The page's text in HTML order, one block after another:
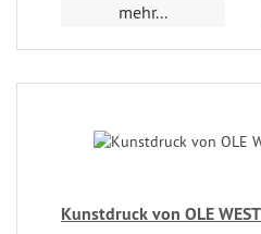
mehr...
Kunstdruck von OLE